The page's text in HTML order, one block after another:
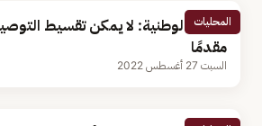
المحليات
المياه الوطنية: لا يمكن تقسيط
مقدمًا
السبت 27 أغسطس 2022